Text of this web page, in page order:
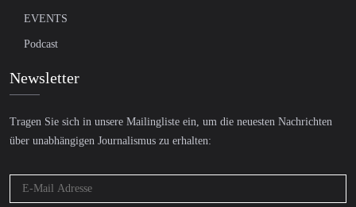
EVENTS
Podcast
Newsletter
Tragen Sie sich in unsere Mailingliste ein, um die neuesten Nachrichten
über unabhängigen Journalismus zu erhalten: